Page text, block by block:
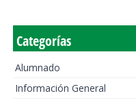
Categorías
Alumnado
Información General